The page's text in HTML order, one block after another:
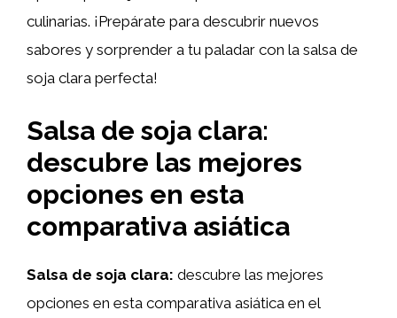
culinarias. ¡Prepárate para descubrir nuevos
sabores y sorprender a tu paladar con la salsa de
soja clara perfecta!
Salsa de soja clara:
descubre las mejores
opciones en esta
comparativa asiática
Salsa de soja clara: descubre las mejores
opciones en esta comparativa asiática en el